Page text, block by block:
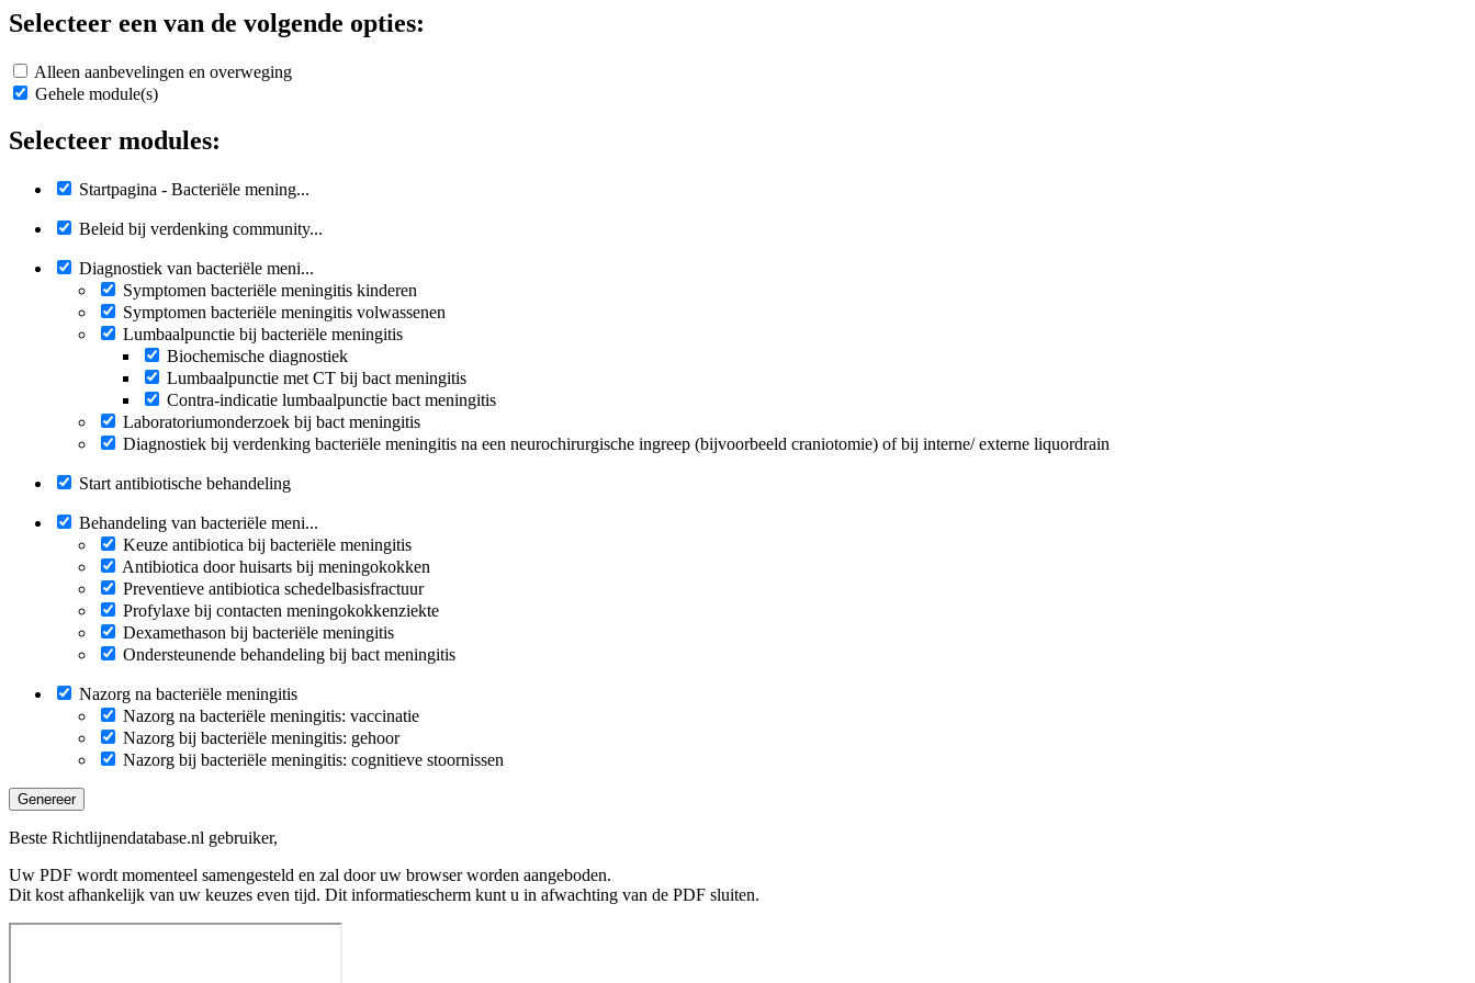
Selecteer een van de volgende opties:
Alleen aanbevelingen en overweging
Gehele module(s)
Selecteer modules:
Startpagina - Bacteriële mening...
Beleid bij verdenking community...
Diagnostiek van bacteriële meni...
Symptomen bacteriële meningitis kinderen
Symptomen bacteriële meningitis volwassenen
Lumbaalpunctie bij bacteriële meningitis
Biochemische diagnostiek
Lumbaalpunctie met CT bij bact meningitis
Contra-indicatie lumbaalpunctie bact meningitis
Laboratoriumonderzoek bij bact meningitis
Diagnostiek bij verdenking bacteriële meningitis na een neurochirurgische ingreep (bijvoorbeeld craniotomie) of bij interne/ externe liquordrain
Start antibiotische behandeling
Behandeling van bacteriële meni...
Keuze antibiotica bij bacteriële meningitis
Antibiotica door huisarts bij meningokokken
Preventieve antibiotica schedelbasisfractuur
Profylaxe bij contacten meningokokkenziekte
Dexamethason bij bacteriële meningitis
Ondersteunende behandeling bij bact meningitis
Nazorg na bacteriële meningitis
Nazorg na bacteriële meningitis: vaccinatie
Nazorg bij bacteriële meningitis: gehoor
Nazorg bij bacteriële meningitis: cognitieve stoornissen
Genereer
Beste Richtlijnendatabase.nl gebruiker,
Uw PDF wordt momenteel samengesteld en zal door uw browser worden aangeboden.
Dit kost afhankelijk van uw keuzes even tijd. Dit informatiescherm kunt u in afwachting van de PDF sluiten.